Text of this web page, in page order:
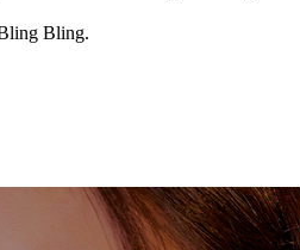
Bling.